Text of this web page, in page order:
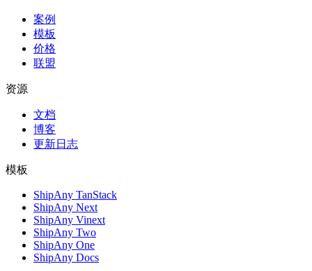
案例
模板
价格
联盟
资源
文档
博客
更新日志
模板
ShipAny TanStack
ShipAny Next
ShipAny Vinext
ShipAny Two
ShipAny One
ShipAny Docs